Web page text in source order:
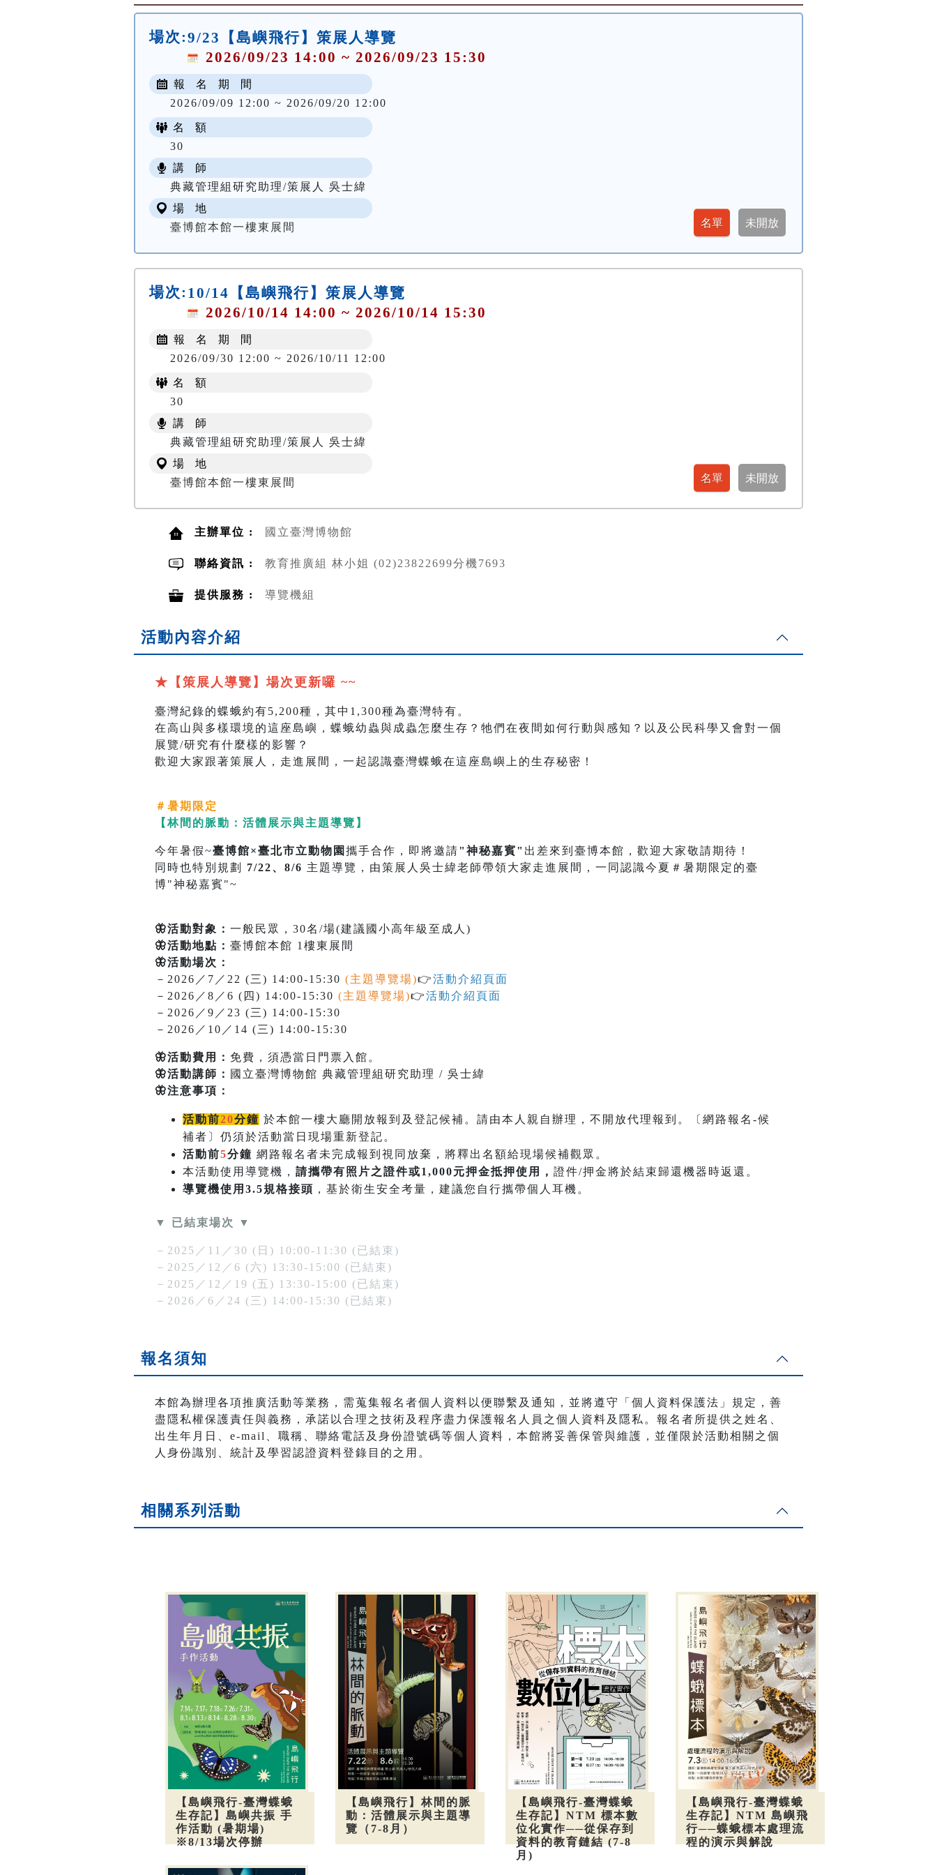
場次:9/23【島嶼飛行】策展人導覽
2026/09/23 14:00 ~ 2026/09/23 15:30
報 名 期 間
2026/09/09 12:00 ~ 2026/09/20 12:00
名 額
30
講 師
典藏管理組研究助理/策展人 吳士緯
場 地
臺博館本館一樓東展間
場次: 10/14【島嶼飛行】策展人導覽
2026/10/14 14:00 ~ 2026/10/14 15:30
報 名 期 間
2026/09/30 12:00 ~ 2026/10/11 12:00
名 額
30
講 師
典藏管理組研究助理/策展人 吳士緯
場 地
臺博館本館一樓東展間
主辦單位 : 國立臺灣博物館
聯絡資訊 : 教育推廣組 林小姐 (02)23822699分機7693
提供服務 : 導覽機組
活動內容介紹
★【策展人導覽】場次更新囉 ~~
臺灣紀錄的蝶蛾約有5,200種，其中1,300種為臺灣特有。
在高山與多樣環境的這座島嶼，蝶蛾幼蟲與成蟲怎麼生存？牠們在夜間如何行動與感知？以及公民科學又會對一個
展覽/研究有什麼樣的影響？
歡迎大家跟著策展人，走進展間，一起認識臺灣蝶蛾在這座島嶼上的生存秘密！
＃ 暑期限定
【林間的脈動：活體展示與主題導覽】
今年暑假~臺博館×臺北市立動物園 攜手合作，即將邀請"神秘嘉賓" 出差來到臺博本館，歡迎大家敬請期待！
同時也特別規劃
7/22、8/6 主題導覽，由策展人吳士緯老師帶領大家走進展間，一同認識今夏＃暑期限定的臺
博"神秘嘉賓"~
🦋活動對象： 一般民眾，30名/場(建議國小高年級至成人)
🦋活動地點： 臺博館本館 1樓東展間
🦋活動場次：
－2026／7／22 (三) 14:00-15:30 (主題導覽場)👉活動介紹頁面
－2026／8／6 (四) 14:00-15:30 (主題導覽場)👉活動介紹頁面
－2026／9／23 (三) 14:00-15:30
－2026／10／14 (三) 14:00-15:30
🦋活動費用： 免費，須憑當日門票入館。
🦋活動講師： 國立臺灣博物館 典藏管理組研究助理 / 吳士緯
🦋注意事項：
活動前20分鐘 於本館一樓大廳開放報到及登記候補。請由本人親自辦理，不開放代理報到。〔網路報名-候
補者〕仍須於活動當日現場重新登記。
活動前5分鐘 網路報名者未完成報到視同放棄，將釋出名額給現場候補觀眾。
本活動使用導覽機， 請攜帶有照片之證件或1,000元押金抵押使用， 證件/押金將於結束歸還機器時返還。
導覽機使用3.5規格接頭 ，基於衛生安全考量，建議您自行攜帶個人耳機。
▼ 已結束場次 ▼
－2025／11／30 (日) 10:00-11:30 (已結束)
－2025／12／6 (六) 13:30-15:00 (已結束)
－2025／12／19 (五) 13:30-15:00 (已結束)
－2026／6／24 (三) 14:00-15:30 (已結束)
報名須知
本館為辦理各項推廣活動等業務，需蒐集報名者個人資料以便聯繫及通知，並將遵守「個人資料保護法」規定，善
盡隱私權保護責任與義務，承諾以合理之技術及程序盡力保護報名人員之個人資料及隱私。報名者所提供之姓名、
出生年月日、e-mail、職稱、聯絡電話及身份證號碼等個人資料，本館將妥善保管與維護，並僅限於活動相關之個
人身份識別、統計及學習認證資料登錄目的之用。
相關系列活動
【島嶼飛行-臺灣蝶蛾
生存記】島嶼共振 手
作活動 (暑期場)
※8/13場次停辦
【島嶼飛行】林間的脈
動：活體展示與主題導
覽（7-8月）
【島嶼飛行-臺灣蝶蛾
生存記】NTM 標本數
位化實作──從保存到
資料的教育鏈結 (7-8
月)
【島嶼飛行-臺灣蝶蛾
生存記】NTM 島嶼飛
行──蝶蛾標本處理流
程的演示與解說